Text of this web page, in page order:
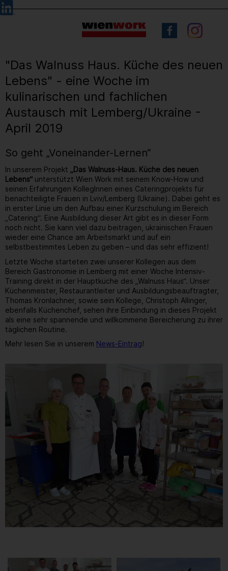
Barrierefreie
Bedienung
Sprachauswahl
"Das Walnuss Haus. Küche des neuen
Lebens" - eine Woche im
kulinarischen und fachlichen
Austausch mit Lemberg/Ukraine -
April 2019
So geht „Voneinander-Lernen“
In unserem Projekt „Das Walnuss-Haus. Küche des neuen
Lebens“ unterstützt Wien Work mit seinem Know-How und
seinen Erfahrungen KollegInnen eines Cateringprojekts für
benachteiligte Frauen in Lviv/Lemberg (Ukraine). Dabei geht es
in erster Linie um den Aufbau einer Kurzschulung im Bereich
„Catering“. Eine Ausbildung dieser Art gibt es in dieser Form
noch nicht. Sie kann viel dazu beitragen, ukrainischen Frauen
wieder eine Chance am Arbeitsmarkt und auf ein
selbstbestimmtes Leben zu geben – und das sehr effizient!
Letzte Woche starteten zwei unserer Kollegen aus dem
Bereich Gastronomie in Lemberg mit einer Woche Intensiv-
Training direkt in der Hauptküche des „Walnuss Haus“. Unser
Küchenmeister, Restaurantleiter und Ausbildungsbeauftragter,
Thomas Kronlachner, sowie sein Kollege, Christoph Allinger,
ebenfalls Küchenchef, sehen ihre Einbindung in dieses Projekt
als eine sehr spannende und willkommene Bereicherung zu ihrer
täglichen Routine.
Mehr lesen Sie in unserem News-Eintrag!